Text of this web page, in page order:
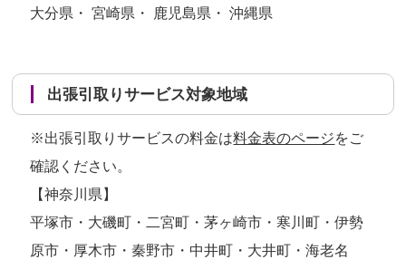
大分県・ 宮崎県・ 鹿児島県・ 沖縄県
出張引取りサービス対象地域
※出張引取りサービスの料金は料金表のページをご
確認ください。
【神奈川県】
平塚市・大磯町・二宮町・茅ヶ崎市・寒川町・伊勢
原市・厚木市・秦野市・中井町・大井町・海老名